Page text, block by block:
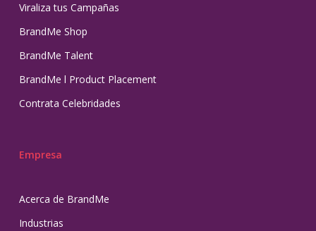
Viraliza tus Campañas
BrandMe Shop
BrandMe Talent
BrandMe l Product Placement
Contrata Celebridades
Empresa
Acerca de BrandMe
Industrias